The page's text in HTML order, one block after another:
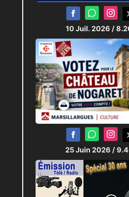
prolongements.
Journaliste : Pierric-Joël
10 Juil. 2026 /
25 Juin 2026 /